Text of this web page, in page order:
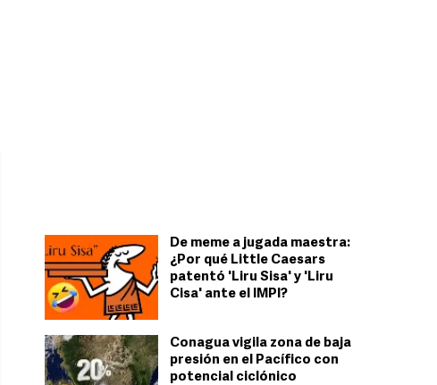
De meme a jugada maestra:
¿Por qué Little Caesars
patentó 'Liru Sisa' y 'Liru
Cisa' ante el IMPI?
Conagua vigila zona de baja
presión en el Pacífico con
potencial ciclónico